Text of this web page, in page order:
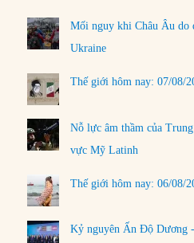
Mối nguy khi Châu Âu do
Ukraine
Thế giới hôm nay: 07/08/
Nỗ lực âm thầm của
vực Mỹ Latinh
Thế giới hôm nay: 06/08/
Kỷ nguyên Ấn Độ Dương